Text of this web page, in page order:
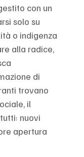
con un
solo su
o indigenza
alla radice,
di
trovano
il
nuovi
apertura